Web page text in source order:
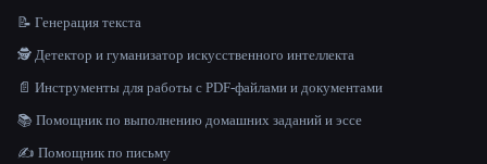
📝 Генерация текста
🕵️ Детектор и гуманизатор искусственного интеллекта
📄 Инструменты для работы с PDF-файлами и документами
📚 Помощник по выполнению домашних заданий и эссе
✍️ Помощник по письму